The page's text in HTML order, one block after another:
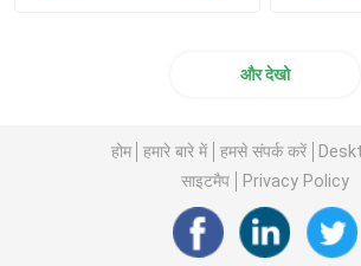
और देखो
होम हमारे बारे में हमसे संपर्क करें
साइटमैप
Privacy Policy